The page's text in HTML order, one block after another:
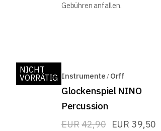
Gebühren anfallen.
ON
SALE
NICHT
VORRÄTIG Instrumente Orff
Glockenspiel NINO
Percussion
EUR 42,90 EUR 39,50